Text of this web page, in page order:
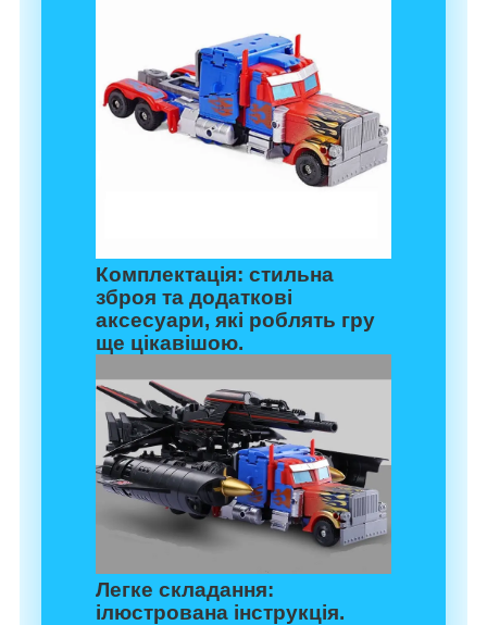
Комплектація: стильна
зброя та додаткові
аксесуари, які роблять гру
ще цікавішою.​​​​​​​
Легке складання:
ілюстрована інструкція.